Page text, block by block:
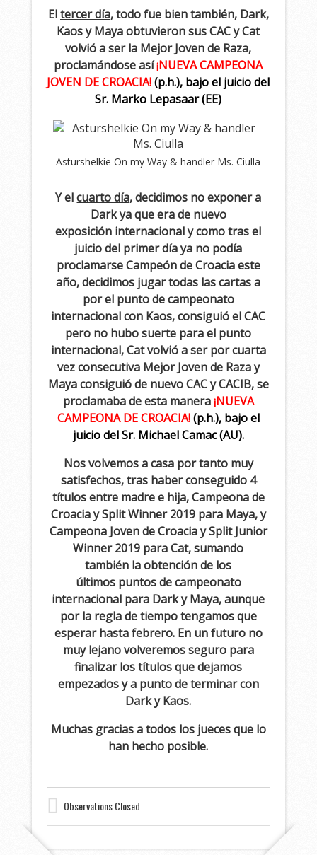
Eltercer día,todo fue bien también, Dark,
Kaos y Maya obtuvieron sus CAC y Cat
volvió a ser la Mejor Joven de Raza,
proclamándose así¡NUEVA CAMPEONA
JOVEN DE CROACIA!(p.h.), bajo el juicio del
Sr. Marko Lepasaar (EE)
Asturshelkie On my Way & handler Ms. Ciulla
Y elcuarto día,decidimos no exponer a
Dark ya que era de nuevo
exposición internacional y como tras el
juicio del primer día ya no podía
proclamarse Campeón de Croacia este
año, decidimos jugar todas las cartas a
por el punto de campeonato
internacional con Kaos, consiguió el CAC
pero no hubo suerte para el punto
internacional, Cat volvió a ser por cuarta
vez consecutiva Mejor Joven de Raza y
Maya consiguió de nuevo CAC y CACIB, se
proclamaba de esta manera¡NUEVA
CAMPEONA DE CROACIA!(p.h.), bajo el
juicio del Sr. Michael Camac (AU).
Nos volvemos a casa por tanto muy
satisfechos, tras haber conseguido 4
títulos entre madre e hija, Campeona de
Croacia y Split Winner 2019 para Maya, y
Campeona Joven de Croacia y Split Junior
Winner 2019 para Cat, sumando
también la obtención de los
últimos puntos de campeonato
internacional para Dark y Maya, aunque
por la regla de tiempo tengamos que
esperar hasta febrero. En un futuro no
muy lejano volveremos seguro para
finalizar los títulos que dejamos
empezados y a punto de terminar con
Dark y Kaos.
Muchas gracias a todos los jueces que lo
han hecho posible.
Observations Closed